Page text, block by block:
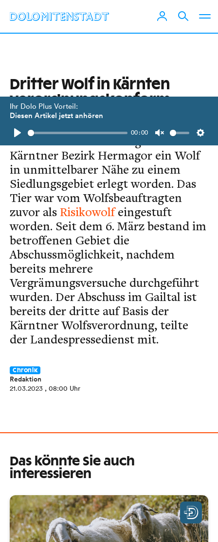
Ihr Dolo Plus Vorteil:
Diesen Artikel jetzt anhören
Play
00:00
Unmute
Dritter Wolf in Kärnten
verordnungskonform
erlegt
In der Nacht auf Montag ist im
Kärntner Bezirk Hermagor ein Wolf
in unmittelbarer Nähe zu einem
Siedlungsgebiet erlegt worden. Das
Tier war vom Wolfsbeauftragten
zuvor als Risikowolfeingestuft
worden. Seit dem 6. März bestand im
betroffenen Gebiet die
Abschussmöglichkeit, nachdem
bereits mehrere
Vergrämungsversuche durchgeführt
wurden. Der Abschuss im Gailtal ist
bereits der dritte auf Basis der
Kärntner Wolfsverordnung, teilte
der Landespressedienst mit.
Chronik
Redaktion
21.03.2023 , 08:00 Uhr
Das könnte Sie auch
interessieren